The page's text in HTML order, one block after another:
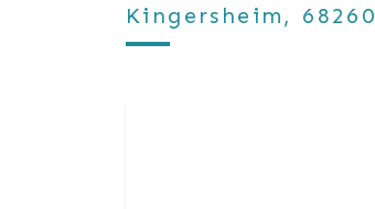
Kingersheim, 68260